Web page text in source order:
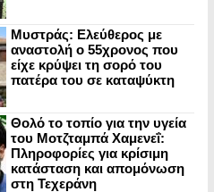
Μυστράς: Ελεύθερος με
αναστολή ο 55χρονος που
είχε κρύψει τη σορό του
πατέρα του σε καταψύκτη
Θολό το τοπίο για την υγεία
του Μοτζταμπά Χαμενεΐ:
Πληροφορίες για κρίσιμη
κατάσταση και απομόνωση
στη Τεχεράνη